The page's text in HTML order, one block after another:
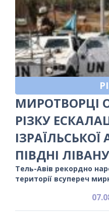
МИРОТВОРЦІ
РІЗКУ
ІЗРАЇЛЬСЬКОЇ
ПІВДНІ ЛІВАНУ
Тель-Авів рекордно
території всупереч